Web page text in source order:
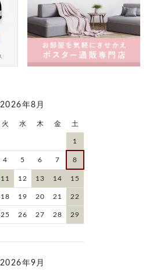
2026年8月
火 水 木 金 土
1
4 5 6 7 8
11 12 13 14 15
18 19 20 21 22
25 26 27 28 29
2026年9月